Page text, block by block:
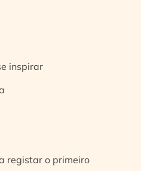
inspirar
registar o primeiro